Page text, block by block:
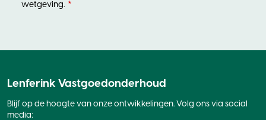
wetgeving.
Lenferink Vastgoedonderhoud
Blijf op de hoogte van onze ontwikkelingen. Volg ons via social
media: